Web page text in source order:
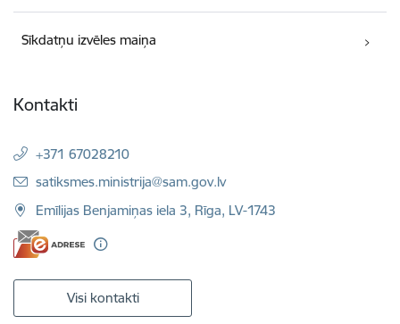
Sīkdatņu izvēles maiņa
Kontakti
+371 67028210
E-pasts:
satiksmes.ministrija@sam.gov.lv
Emīlijas Benjamiņas iela 3, Rīga, LV-1743
Visi kontakti